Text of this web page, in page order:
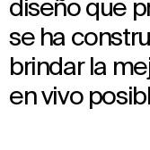
diseño que
se ha
brindar la
en vivo